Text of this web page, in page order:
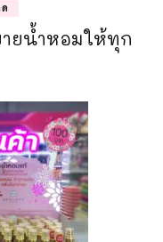
ยน้ำหอมให้ทุก